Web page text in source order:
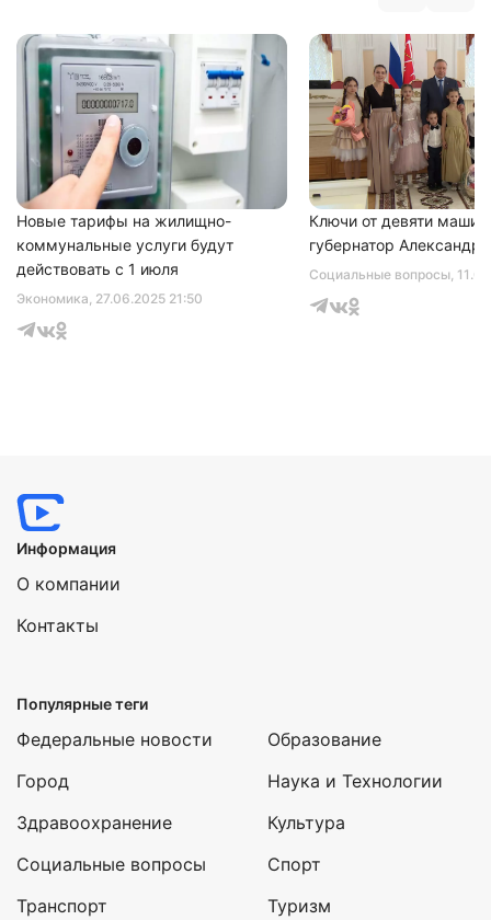
Экономика, 27.06.2025 21:50
Новые тарифы на жилищно-
коммунальные услуги будут
действовать с 1 июля
Социальные вопросы,
Ключи от девяти машин
губернатор Александр
Информация
О компании
Контакты
Популярные теги
Федеральные новости
Город
Здравоохранение
Социальные вопросы
Транспорт
Образование
Наука и Технологии
Культура
Спорт
Туризм